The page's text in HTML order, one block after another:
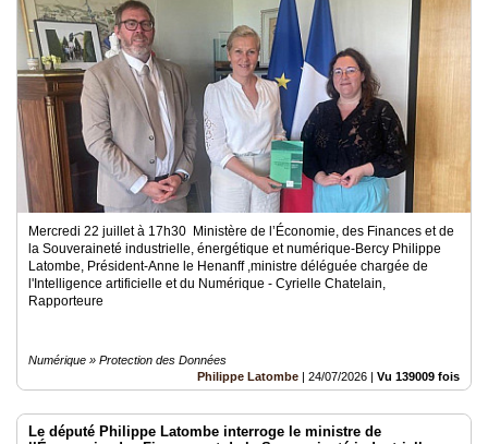
Mercredi 22 juillet à 17h30 Ministère de l’Économie, des Finances et de
la Souveraineté industrielle, énergétique et numérique-Bercy Philippe
Latombe, Président-Anne le Henanff ,ministre déléguée chargée de
l'Intelligence artificielle et du Numérique - Cyrielle Chatelain,
Rapporteure
Numérique » Protection des Données
Philippe Latombe | 24/07/2026 | Vu 139009 fois
Le député Philippe Latombe interroge le ministre de